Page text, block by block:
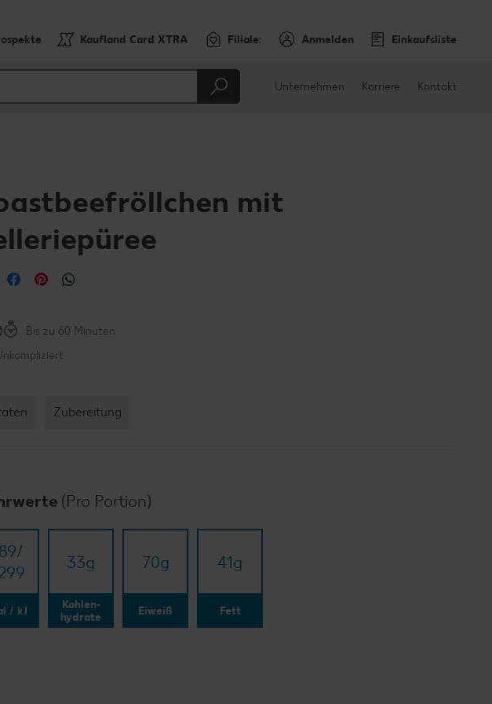
Kaufland Card XTRA Filiale: Anmelden Einkaufsliste
Unternehmen Karriere Kontakt
mit
per E-Mail teilen
per Facebook teilen
per Pinterest teilen
Bis zu 60 Minuten
Zubereitung
(Pro Portion)
/ kJ
33g
Kohlen-
hydrate
70g
Eiweiß
41g
Fett